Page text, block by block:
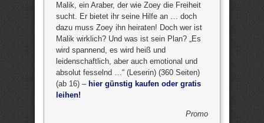
Malik, ein Araber, der wie Zoey die Freiheit
sucht. Er bietet ihr seine Hilfe an … doch
dazu muss Zoey ihn heiraten! Doch wer ist
Malik wirklich? Und was ist sein Plan? „Es
wird spannend, es wird heiß und
leidenschaftlich, aber auch emotional und
absolut fesselnd …“ (Leserin) (360 Seiten)
(ab 16) – hier günstig kaufen oder gratis
leihen!
Promo